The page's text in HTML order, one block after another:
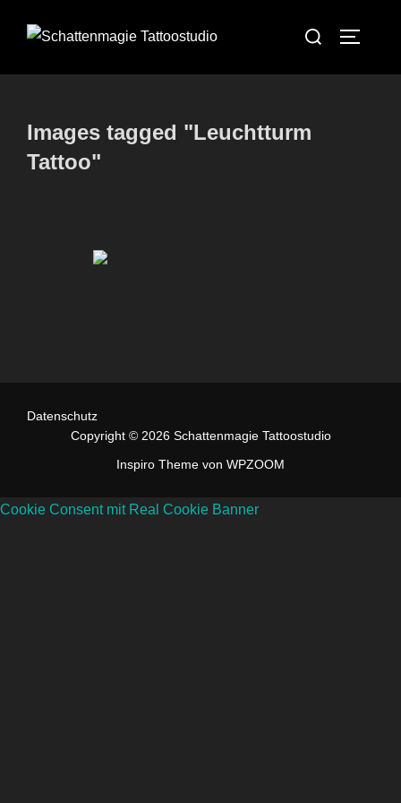
Inhalt
Suchen
Images tagged "Leuchtturm
Tattoo"
Datenschutz
Copyright © 2026 Schattenmagie Tattoostudio
Inspiro Theme von WPZOOM
Cookie Consent mit Real Cookie Banner